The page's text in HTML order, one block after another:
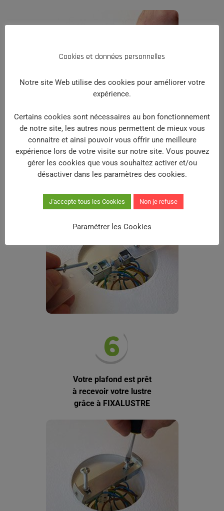
Enlevez les plaquettes
Gardez les vis pour la suite
Votre plafond est prêt
à recevoir votre lustre
grâce à FIXALUSTRE
Cookies et données personnelles
Notre site Web utilise des cookies pour améliorer votre
expérience.
Certains cookies sont nécessaires au bon fonctionnement
de notre site, les autres nous permettent de mieux vous
connaitre et ainsi pouvoir vous offrir une meilleure
expérience lors de votre visite sur notre site. Vous pouvez
gérer les cookies que vous souhaitez activer et/ou
désactiver dans les paramètres des cookies.
J'accepte tous les Cookies Non je refuse
Paramétrer les Cookies